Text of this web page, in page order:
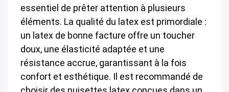
essentiel de prêter attention à plusieurs
éléments. La qualité du latex est primordiale :
un latex de bonne facture offre un toucher
doux, une élasticité adaptée et une
résistance accrue, garantissant à la fois
confort et esthétique. Il est recommandé de